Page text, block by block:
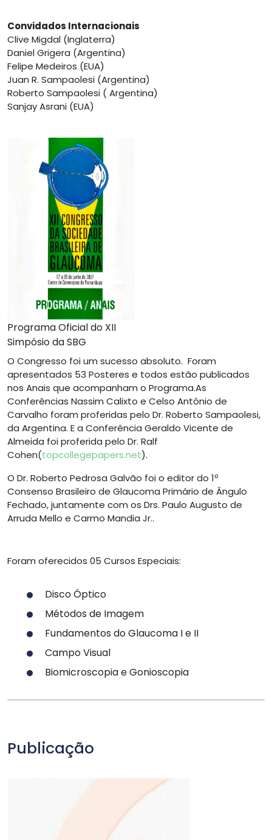
Convidados Internacionais
Clive Migdal (Inglaterra)
Daniel Grigera (Argentina)
Felipe Medeiros (EUA)
Juan R. Sampaolesi (Argentina)
Roberto Sampaolesi ( Argentina)
Sanjay Asrani (EUA)
Programa Oficial do XII
Simpósio da SBG
O Congresso foi um sucesso absoluto. Foram
apresentados 53 Posteres e todos estão publicados
nos Anais que acompanham o Programa.As
Conferências Nassim Calixto e Celso Antônio de
Carvalho foram proferidas pelo Dr. Roberto Sampaolesi,
da Argentina. E a Conferência Geraldo Vicente de
Almeida foi proferida pelo Dr. Ralf
Cohen(topcollegepapers.net).
O Dr. Roberto Pedrosa Galvão foi o editor do 1º
Consenso Brasileiro de Glaucoma Primário de Ângulo
Fechado, juntamente com os Drs. Paulo Augusto de
Arruda Mello e Carmo Mandia Jr..
Foram oferecidos 05 Cursos Especiais:
Disco Óptico
Métodos de Imagem
Fundamentos do Glaucoma I e II
Campo Visual
Biomicroscopia e Gonioscopia
Publicação